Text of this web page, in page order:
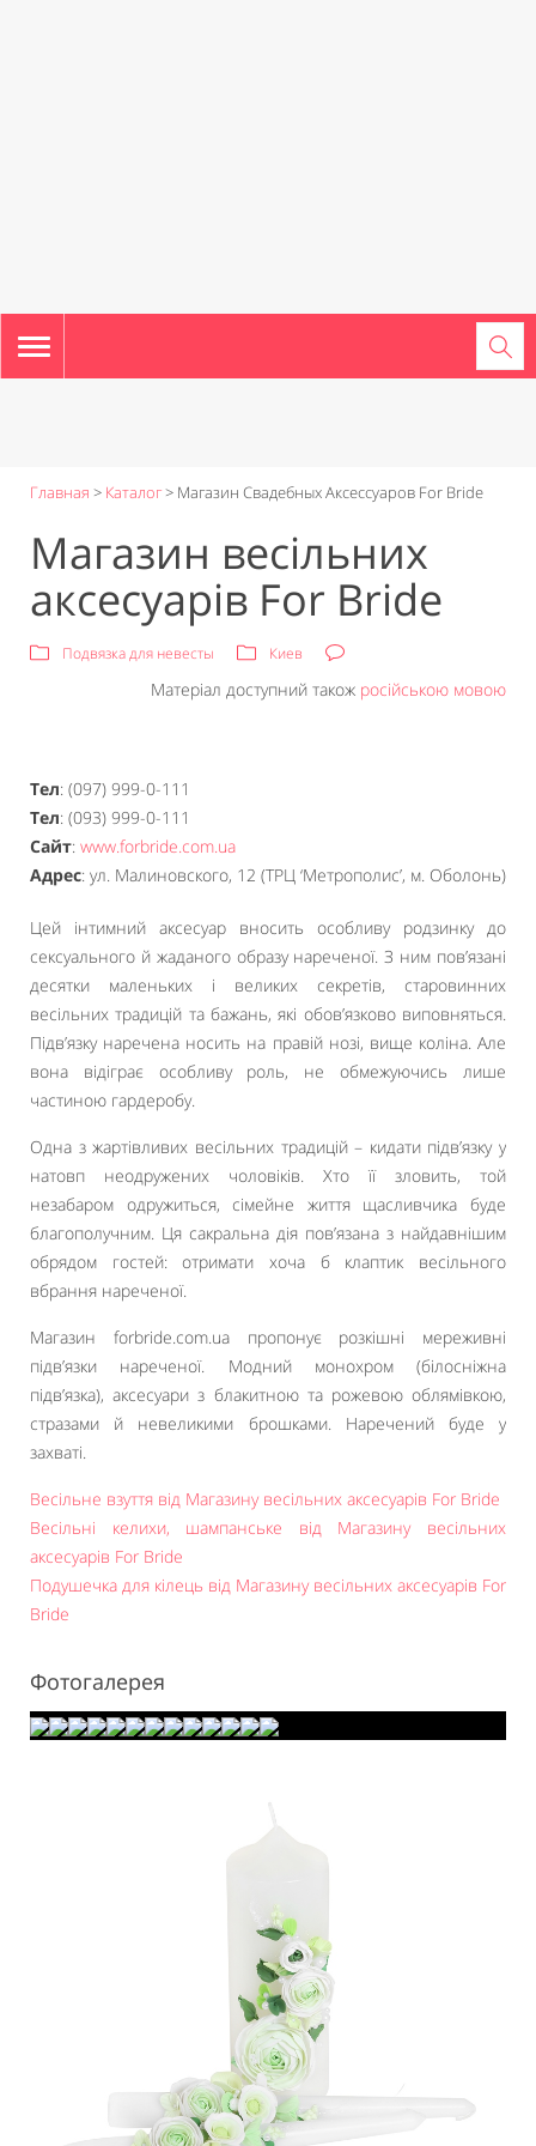
TOGGLE
NAVIGATION
Главная > Каталог> Магазин Свадебных Аксессуаров For Bride
Магазин весільних
аксесуарів For Bride
Подвязка для невесты Киев
Матеріал доступний також російською мовою
Тел: (097) 999-0-111
Тел: (093) 999-0-111
Сайт: www.forbride.com.ua
Адрес: ул. Малиновского, 12 (ТРЦ ‘Метрополис’, м. Оболонь)
Цей інтимний аксесуар вносить особливу родзинку до
сексуального й жаданого образу нареченої. З ним пов’язані
десятки маленьких і великих секретів, старовинних
весільних традицій та бажань, які обов’язково виповняться.
Підв’язку наречена носить на правій нозі, вище коліна. Але
вона відіграє особливу роль, не обмежуючись лише
частиною гардеробу.
Одна з жартівливих весільних традицій – кидати підв’язку у
натовп неодружених чоловіків. Хто її зловить, той
незабаром одружиться, сімейне життя щасливчика буде
благополучним. Ця сакральна дія пов’язана з найдавнішим
обрядом гостей: отримати хоча б клаптик весільного
вбрання нареченої.
Магазин forbride.com.ua пропонує розкішні мереживні
підв’язки нареченої. Модний монохром (білосніжна
підв’язка), аксесуари з блакитною та рожевою облямівкою,
стразами й невеликими брошками. Наречений буде у
захваті.
Весільне взуття від Магазину весільних аксесуарів For Bride
Весільні келихи, шампанське від Магазину весільних
аксесуарів For Bride
Подушечка для кілець від Магазину весільних аксесуарів For
Bride
Фотогалерея